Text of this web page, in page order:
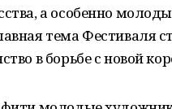
а особенно
тема Фестиваля
в борьбе с новой